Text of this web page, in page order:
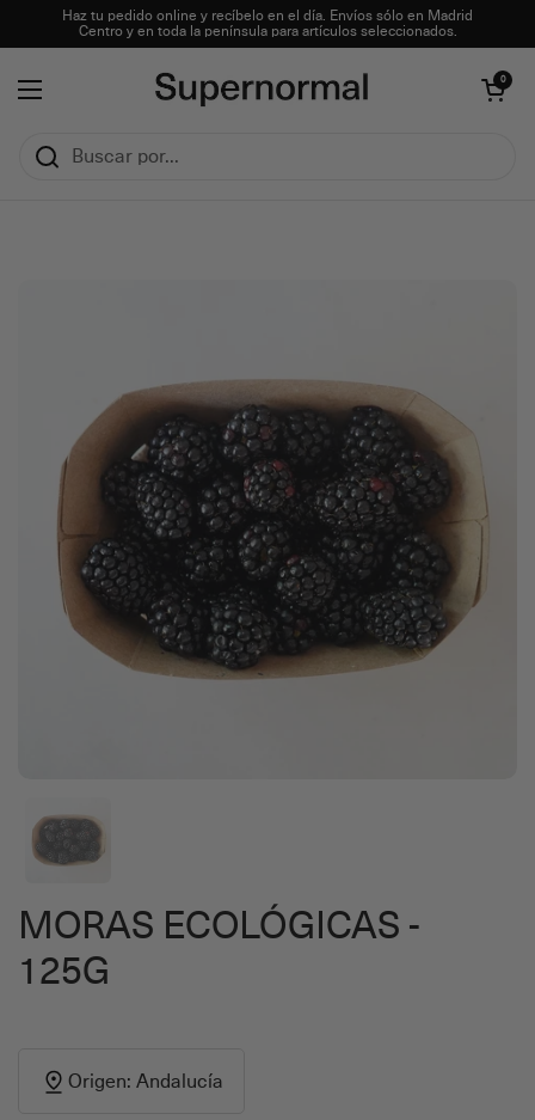
Ir al contenidoHaz tu pedido online y recíbelo en el día. Envíos sólo en Madrid
Centro y en toda la península para artículos seleccionados.
Abrir menú
Abrir carrito
0
MORAS ECOLÓGICAS -
125G
Origen: Andalucía